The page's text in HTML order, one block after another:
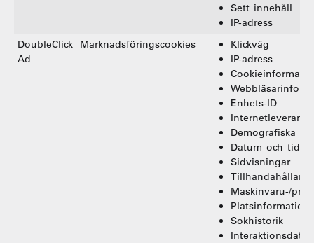
Sett innehåll
IP-adress
DoubleClick
Ad
Marknadsföringscookies
Klickväg
IP-adress
Enhets-ID
Demografiska
Datum och tid
Sidvisningar
Maskinvaru-/
Platsinformation
Sökhistorik
Interaktionsdata